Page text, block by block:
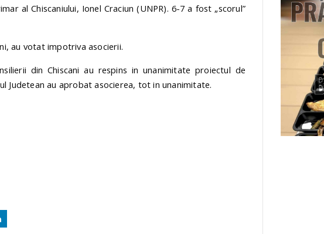
al Chiscaniului, Ionel Craciun (UNPR). 6-7 a fost „scorul”
au votat impotriva asocierii.
din Chiscani au respins in unanimitate proiectul de
Judetean au aprobat asocierea, tot in unanimitate.